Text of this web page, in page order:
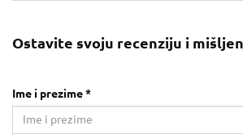
Ostavite svoju recenziju i
Ime i prezime *